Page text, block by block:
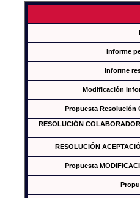
Informe
Informe
Modificación
Propuesta Resolución
RESOLUCIÓN
RESOLUCIÓN
Propuesta